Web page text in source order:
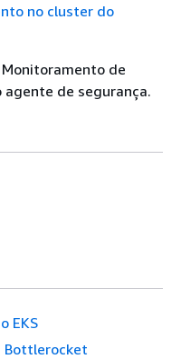
no cluster do
de
de segurança.
EKS
Bottlerocket